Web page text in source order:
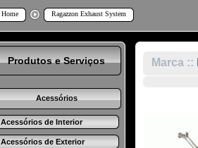
Home Ragazzon Exhaust System
Produtos e Serviços
Acessórios
Acessórios de Interior
Acessórios de Exterior
Marca ::